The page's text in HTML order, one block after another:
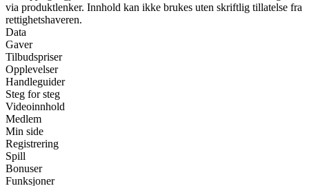
via produktlenker. Innhold kan ikke brukes uten skriftlig tillatelse fra
rettighetshaveren.
Data
Gaver
Tilbudspriser
Opplevelser
Handleguider
Steg for steg
Videoinnhold
Medlem
Min side
Registrering
Spill
Bonuser
Funksjoner